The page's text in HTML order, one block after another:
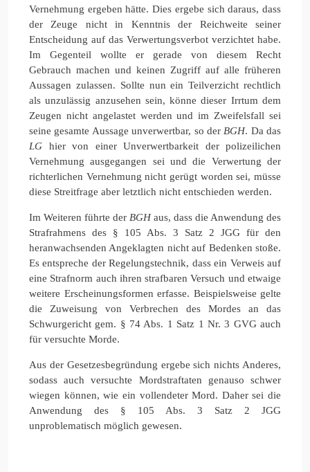
Vernehmung ergeben hätte. Dies ergebe sich daraus, dass
der Zeuge nicht in Kenntnis der Reichweite seiner
Entscheidung auf das Verwertungsverbot verzichtet habe.
Im Gegenteil wollte er gerade von diesem Recht
Gebrauch machen und keinen Zugriff auf alle früheren
Aussagen zulassen. Sollte nun ein Teilverzicht rechtlich
als unzulässig anzusehen sein, könne dieser Irrtum dem
Zeugen nicht angelastet werden und im Zweifelsfall sei
seine gesamte Aussage unverwertbar, so der BGH. Da das
LG hier von einer Unverwertbarkeit der polizeilichen
Vernehmung ausgegangen sei und die Verwertung der
richterlichen Vernehmung nicht gerügt worden sei, müsse
diese Streitfrage aber letztlich nicht entschieden werden.
Im Weiteren führte der BGHaus, dass die Anwendung des
Strafrahmens des § 105 Abs. 3 Satz 2 JGG für den
heranwachsenden Angeklagten nicht auf Bedenken stoße.
Es entspreche der Regelungstechnik, dass ein Verweis auf
eine Strafnorm auch ihren strafbaren Versuch und etwaige
weitere Erscheinungsformen erfasse. Beispielsweise gelte
die Zuweisung von Verbrechen des Mordes an das
Schwurgericht gem. § 74 Abs. 1 Satz 1 Nr. 3 GVG auch
für versuchte Morde.
Aus der Gesetzesbegründung ergebe sich nichts Anderes,
sodass auch versuchte Mordstraftaten genauso schwer
wiegen können, wie ein vollendeter Mord. Daher sei die
Anwendung des § 105 Abs. 3 Satz 2 JGG
unproblematisch möglich gewesen.